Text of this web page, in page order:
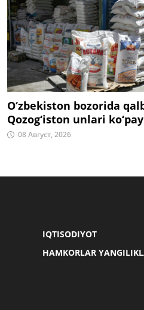
O‘zbekiston bozorida
Qozog‘iston unlari
08 Август, 2026
IQTISODIYOT
HAMKORLAR